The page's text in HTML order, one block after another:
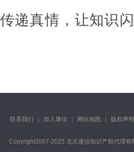
传递真情，让知识
联系我们 加入康信 网站地图 版权声明
Copyright️2007-2025 北京康信知识产权代理有